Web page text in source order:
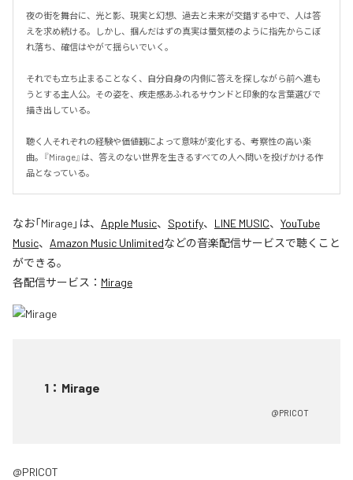
夜の街を舞台に、光と影、現実と幻想、過去と未来が交錯する中で、人は答
えを求め続ける。しかし、掴んだはずの真実は蜃気楼のように指先からこぼ
れ落ち、確信はやがて揺らいでいく。
それでも立ち止まることなく、自分自身の内側に答えを探しながら前へ進も
うとする主人公。その姿を、疾走感あふれるサウンドと印象的な言葉選びで
描き出している。
聴く人それぞれの経験や価値観によって意味が変化する、考察性の高い楽
曲。『Mirage』は、答えのない世界を生きるすべての人へ問いを投げかける作
品となっている。
なお「Mirage」は、 Apple Music、 Spotify、 LINE MUSIC、 YouTube
Music、 Amazon Music Unlimitedなどの音楽配信サービスで聴くこと
ができる。
各配信サービス： Mirage
1 ： Mirage
@PRICOT
@PRICOT